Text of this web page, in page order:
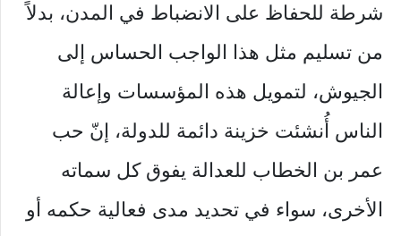
شرطة للحفاظ على الانضباط في المدن، بدلاً
من تسليم مثل هذا الواجب الحساس إلى
الجيوش، لتمويل هذه المؤسسات وإعالة
الناس أُنشئت خزينة دائمة للدولة، إنّ حب
عمر بن الخطاب للعدالة يفوق كل سماته
الأخرى، سواء في تحديد مدى فعالية حكمه أو